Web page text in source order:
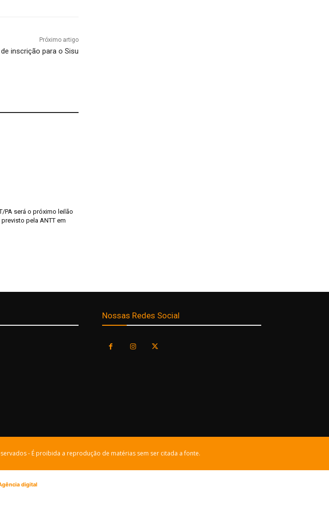
Próximo artigo
inscrição para o Sisu
PA será o próximo leilão
pela ANTT em
Nossas Redes Social
- É proibida a reprodução de matérias sem ser citada a fonte.
digital